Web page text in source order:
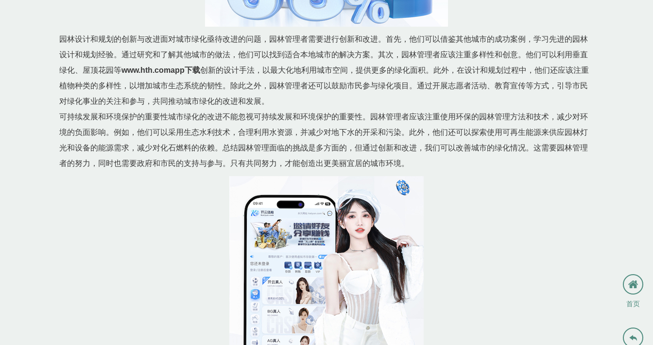
园林设计和规划的创新与改进面对城市绿化亟待改进的问题，园林管理者需要进行创新和改进。首先，他们可以借鉴其他城市的成功案例，学习先进的园林
设计和规划经验。通过研究和了解其他城市的做法，他们可以找到适合本地城市的解决方案。其次，园林管理者应该注重多样性和创意。他们可以利用垂直
绿化、屋顶花园等www.hth.comapp下载创新的设计手法，以最大化地利用城市空间，提供更多的绿化面积。此外，在设计和规划过程中，他们还应该注重
植物种类的多样性，以增加城市生态系统的韧性。除此之外，园林管理者还可以鼓励市民参与绿化项目。通过开展志愿者活动、教育宣传等方式，引导市民
对绿化事业的关注和参与，共同推动城市绿化的改进和发展。
可持续发展和环境保护的重要性城市绿化的改进不能忽视可持续发展和环境保护的重要性。园林管理者应该注重使用环保的园林管理方法和技术，减少对环
境的负面影响。例如，他们可以采用生态水利技术，合理利用水资源，并减少对地下水的开采和污染。此外，他们还可以探索使用可再生能源来供应园林灯
光和设备的能源需求，减少对化石燃料的依赖。总结园林管理面临的挑战是多方面的，但通过创新和改进，我们可以改善城市的绿化情况。这需要园林管理
者的努力，同时也需要政府和市民的支持与参与。只有共同努力，才能创造出更美丽宜居的城市环境。
首页
